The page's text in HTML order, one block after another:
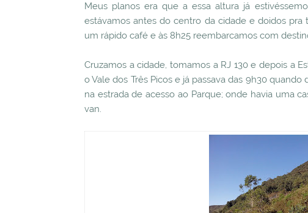
Meus planos era que a essa altura já
estávamos antes do centro da cidade e doidos
um rápido café e às 8h25 reembarcamos com
Cruzamos a cidade, tomamos a RJ 130 e depois a
o Vale dos Três Picos e já passava das 9h30
na estrada de acesso ao Parque; onde havia uma
van.